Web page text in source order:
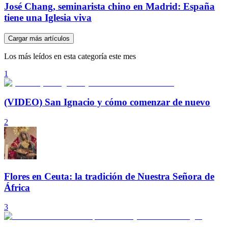
José Chang, seminarista chino en Madrid: España
tiene una Iglesia viva
Cargar más artículos
Los más leídos en esta categoría este mes
1
(VIDEO) San Ignacio y cómo comenzar de nuevo
2
Flores en Ceuta: la tradición de Nuestra Señora de
África
3